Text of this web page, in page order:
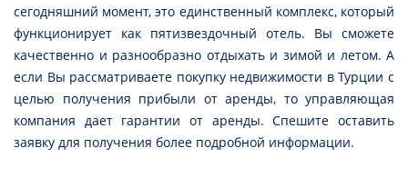
сегодняшний момент, это единственный комплекс, который
функционирует как пятизвездочный отель. Вы сможете
качественно и разнообразно отдыхать и зимой и летом. А
если Вы рассматриваете покупку недвижимости в Турции с
целью получения прибыли от аренды, то управляющая
компания дает гарантии от аренды. Спешите оставить
заявку для получения более подробной информации.